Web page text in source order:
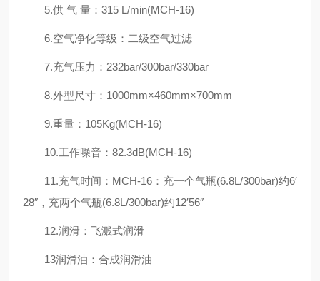
5.供 气 量：315 L/min(MCH-16)
6.空气净化等级：二级空气过滤
7.充气压力：232bar/300bar/330bar
8.外型尺寸：1000mm×460mm×700mm
9.重量：105Kg(MCH-16)
10.工作噪音：82.3dB(MCH-16)
11.充气时间：MCH-16：充一个气瓶(6.8L/300bar)约6′
28″，充两个气瓶(6.8L/300bar)约12′56″
12.润滑：飞溅式润滑
13润滑油：合成润滑油